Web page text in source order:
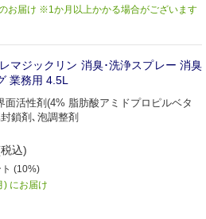
お届け ※1か月以上かかる場合がございます
マジックリン 消臭･洗浄スプレー 消臭
業務用 4.5L
面活性剤(4% 脂肪酸アミドプロピルベタ
鎖剤､泡調整剤
込)
(10%)
) にお届け